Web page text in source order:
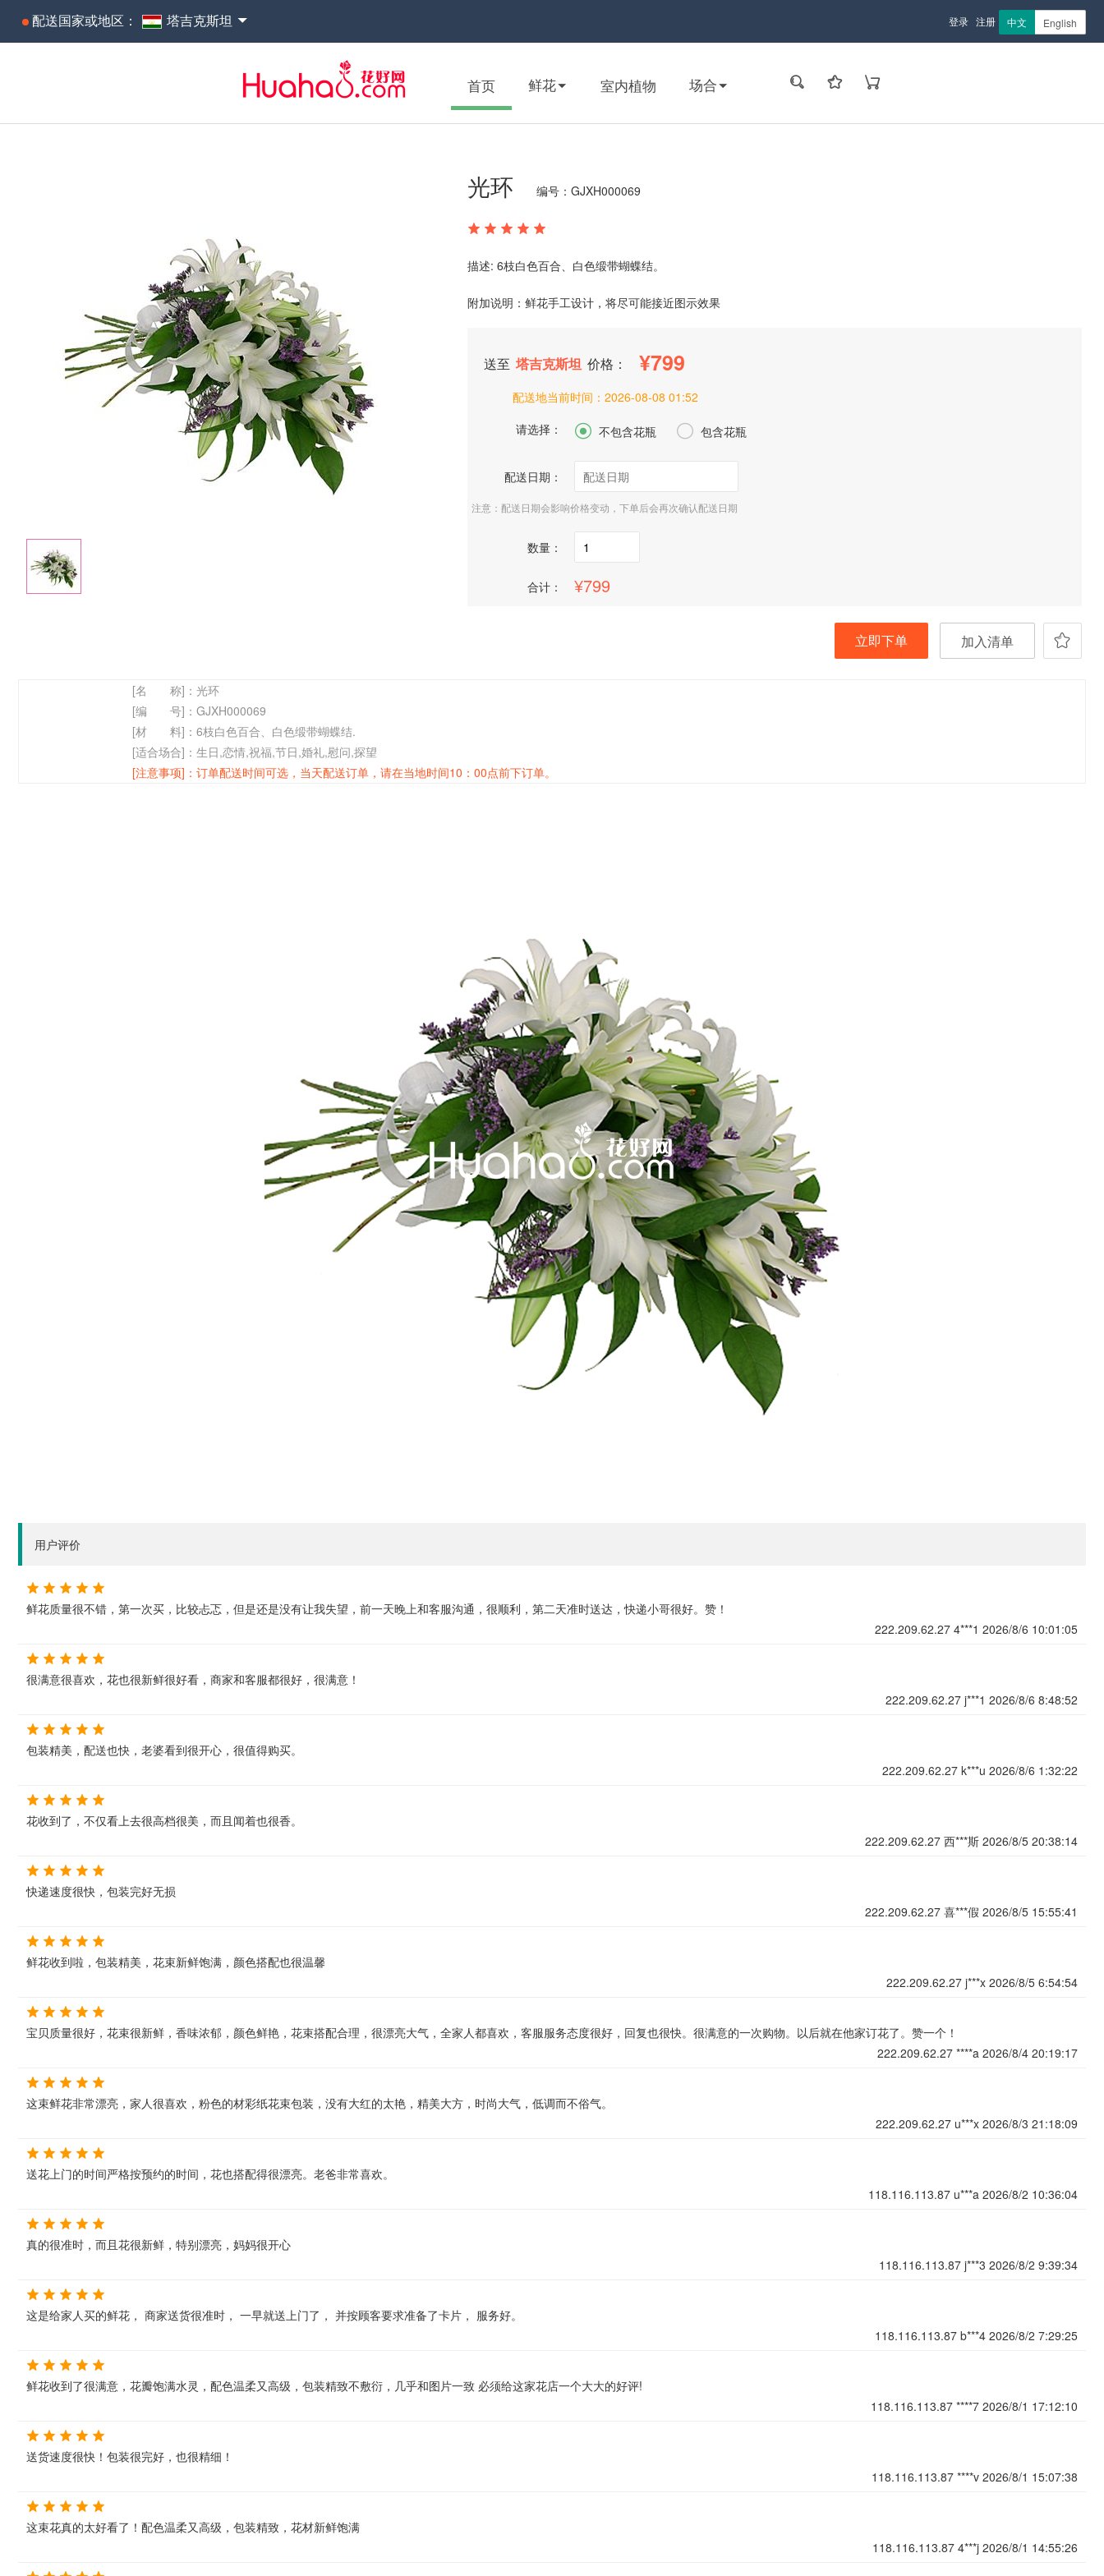
配送国家或地区： 塔吉克斯坦 登录 注册 中文 English
首页 鲜花 室内植物 场合
光环 编号：GJXH000069
描述: 6枝白色百合、白色缎带蝴蝶结。
附加说明：鲜花手工设计，将尽可能接近图示效果
送至 塔吉克斯坦 价格： 799
配送地当前时间： 2026-08-08 01:52
请选择：
 不包含花瓶  包含花瓶
配送日期：
注意：配送日期会影响价格变动，下单后会再次确认配送日期
数量：
合计： 799
立即下单 加入清单
[名 称]：光环
[编 号]：GJXH000069
[材 料]：6枝白色百合、白色缎带蝴蝶结.
[适合场合]：生日,恋情,祝福,节日,婚礼,慰问,探望
[注意事项]：订单配送时间可选，当天配送订单，请在当地时间10：00点前下订单。
用户评价
鲜花质量很不错，第一次买，比较忐忑，但是还是没有让我失望，前一天晚上和客服沟通，很顺利，第二天准时送达，快递小哥很好。赞！
222.209.62.27 4***1 2026/8/6 10:01:05
很满意很喜欢，花也很新鲜很好看，商家和客服都很好，很满意！
222.209.62.27 j***1 2026/8/6 8:48:52
包装精美，配送也快，老婆看到很开心，很值得购买。
222.209.62.27 k***u 2026/8/6 1:32:22
花收到了，不仅看上去很高档很美，而且闻着也很香。
222.209.62.27 西***斯 2026/8/5 20:38:14
快递速度很快，包装完好无损
222.209.62.27 喜***假 2026/8/5 15:55:41
鲜花收到啦，包装精美，花束新鲜饱满，颜色搭配也很温馨
222.209.62.27 j***x 2026/8/5 6:54:54
宝贝质量很好，花束很新鲜，香味浓郁，颜色鲜艳，花束搭配合理，很漂亮大气，全家人都喜欢，客服服务态度很好，回复也很快。很满意的一次购物。以后就在他家订花了。赞一个！
222.209.62.27 ****a 2026/8/4 20:19:17
这束鲜花非常漂亮，家人很喜欢，粉色的材彩纸花束包装，没有大红的太艳，精美大方，时尚大气，低调而不俗气。
222.209.62.27 u***x 2026/8/3 21:18:09
送花上门的时间严格按预约的时间，花也搭配得很漂亮。老爸非常喜欢。
118.116.113.87 u***a 2026/8/2 10:36:04
真的很准时，而且花很新鲜，特别漂亮，妈妈很开心
118.116.113.87 j***3 2026/8/2 9:39:34
这是给家人买的鲜花， 商家送货很准时， 一早就送上门了， 并按顾客要求准备了卡片， 服务好。
118.116.113.87 b***4 2026/8/2 7:29:25
鲜花收到了很满意，花瓣饱满水灵，配色温柔又高级，包装精致不敷衍，几乎和图片一致 必须给这家花店一个大大的好评!
118.116.113.87 ****7 2026/8/1 17:12:10
送货速度很快！包装很完好，也很精细！
118.116.113.87 ****v 2026/8/1 15:07:38
这束花真的太好看了！配色温柔又高级，包装精致，花材新鲜饱满
118.116.113.87 4***j 2026/8/1 14:55:26